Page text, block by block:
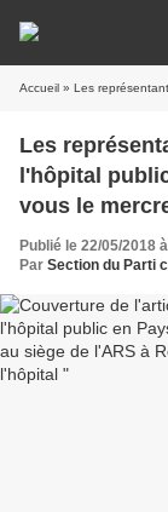
Accueil » Les représentants du comité de défense
Les
l'hôpital
vous le
Rennes -
l'hôpital
Publié le 22/05/2018
Par Section du Parti